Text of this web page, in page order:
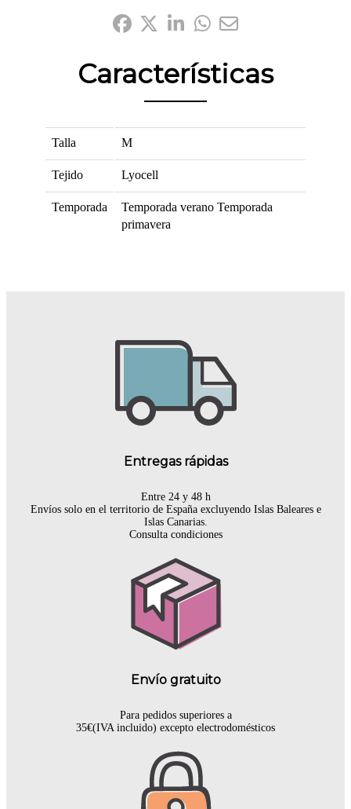
Características
Talla M
Tejido Lyocell
Temporada Temporada verano Temporada
primavera
Entregas rápidas
Entre 24 y 48 h
Envíos solo en el territorio de España excluyendo Islas Baleares e
Islas Canarias.
Consulta condiciones
Envío gratuito
Para pedidos superiores a
35€(IVA incluido) excepto electrodomésticos